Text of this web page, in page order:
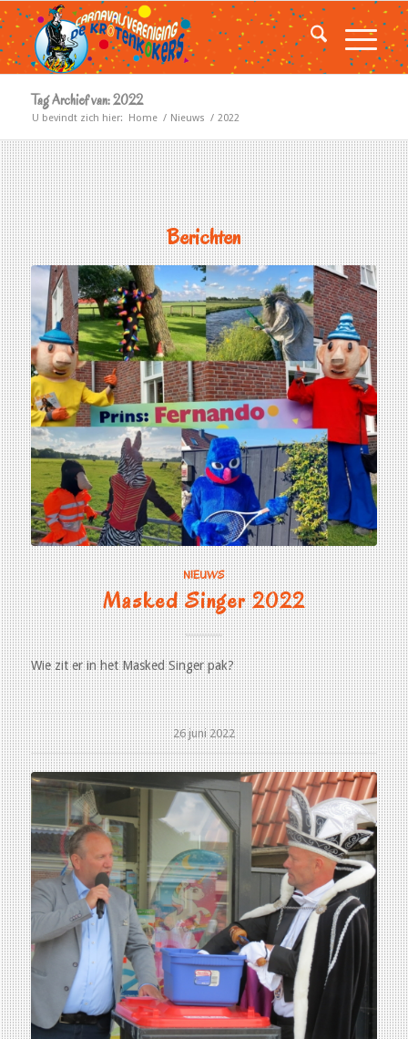
Tag Archief van: 2022
U bevindt zich hier: Home / Nieuws / 2022
Berichten
NIEUWS
Masked Singer 2022
Wie zit er in het Masked Singer pak?
26 juni 2022